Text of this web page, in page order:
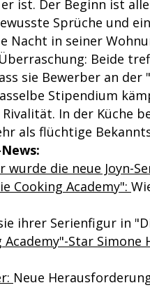
ist. Der Beginn ist
Sprüche und
Nacht in seiner
Beide
sie Bewerber an der
Stipendium
In der Küche
als flüchtige
wurde die neue Joyn-
Cooking Academy":
ihrer Serienfigur in
Academy"-Star Simone
Neue